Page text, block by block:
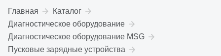
Главная
Каталог
Диагностическое оборудование
Диагностическое оборудование MSG
Пусковые зарядные устройства